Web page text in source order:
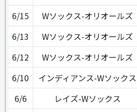
6/15
Wソックス-オリオールズ
6/13
Wソックス-オリオールズ
6/12
Wソックス-オリオールズ
6/10
インディアンス-Wソックス
6/6
レイズ-Wソックス